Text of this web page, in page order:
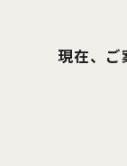
現在、ご